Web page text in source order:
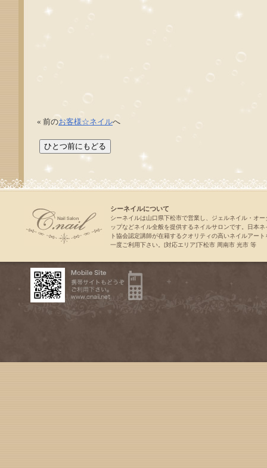
« 前のお客様☆ネイルへ
シーネイルについて
シーネイルは山口県下松市で営業し、ジェルネイル・オー
ップなどネイル全般を提供するネイルサロンです。日本ネ
ト協会認定講師が在籍するクオリティの高いネイルアート
一度ご利用下さい。[対応エリア]下松市 周南市 光市 等